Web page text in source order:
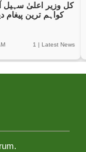
کل وزیر اعلیٰ سہیل
کواہم ترین پیغام
1 | Latest News